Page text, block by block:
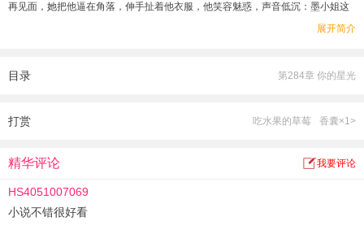
再见面，她把他逼在角落，伸手扯着他衣服，他笑容魅惑，声音低沉：墨小姐这
她气急败坏：厉南泽！还未叫出口，唇被堵住！
这是一场生与死的较量！
这是考验人性的历练！
谨以此文，献给一切战斗在一线的英雄们！献给那些为了国家和人民生命安全英
勇献身的勇士们！
展开简介
目录 第284章 你的星光
打赏 吃水果的草莓 香囊×1>
精华评论 我要评论
HS4051007069
小说不错很好看